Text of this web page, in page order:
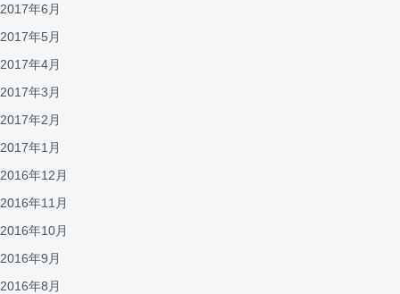
2017年6月
2017年5月
2017年4月
2017年3月
2017年2月
2017年1月
2016年12月
2016年11月
2016年10月
2016年9月
2016年8月